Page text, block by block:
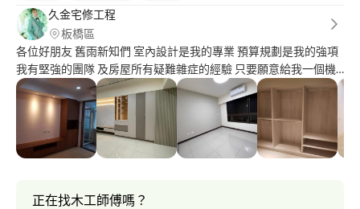
久金宅修工程
板橋區
各位好朋友 舊雨新知們 室內設計是我的專業 預算規劃是我的強項
我有堅強的團隊 及房屋所有疑難雜症的經驗 只要願意給我一個機
會 我回饋的是真誠用心的作品 我的服務 長長久久 品質燙金
正在找木工師傅嗎？